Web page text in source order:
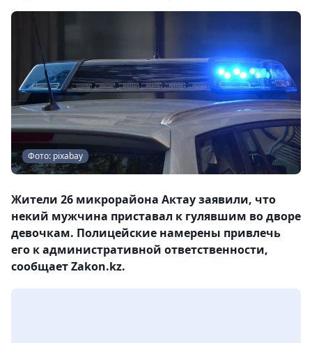
Фото: pixabay
Жители 26 микрорайона Актау заявили, что
некий мужчина приставал к гулявшим во дворе
девочкам. Полицейские намерены привлечь
его к административной ответственности,
сообщает Zakon.kz.